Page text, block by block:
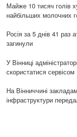
Майже 10 тисяч голів
найбільших молочних
Росія за 5 днів 41 раз
загинули
У Вінниці
скористатися сервісом
На Вінниччині
інфраструктури